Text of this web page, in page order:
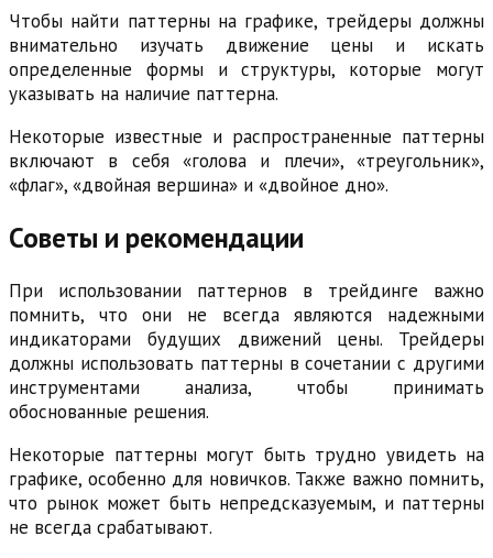
Чтобы найти паттерны на графике, трейдеры должны
внимательно изучать движение цены и искать
определенные формы и структуры, которые могут
указывать на наличие паттерна.
Некоторые известные и распространенные паттерны
включают в себя «голова и плечи», «треугольник»,
«флаг», «двойная вершина» и «двойное дно».
Советы и рекомендации
При использовании паттернов в трейдинге важно
помнить, что они не всегда являются надежными
индикаторами будущих движений цены. Трейдеры
должны использовать паттерны в сочетании с другими
инструментами анализа, чтобы принимать
обоснованные решения.
Некоторые паттерны могут быть трудно увидеть на
графике, особенно для новичков. Также важно помнить,
что рынок может быть непредсказуемым, и паттерны
не всегда срабатывают.